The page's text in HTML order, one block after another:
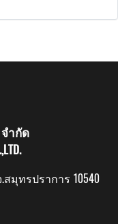
ำกัด
มุทรปราการ 10540